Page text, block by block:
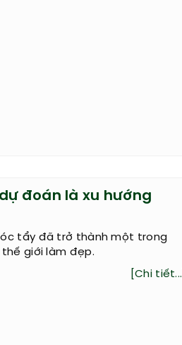
đoán là xu hướng
tẩy đã trở thành một trong
giới làm đẹp.
[Chi tiết...]